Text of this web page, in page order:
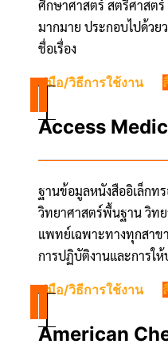
ศึกษาศาสตร์ สตรีศาสต
มากมาย ประกอบไปด้วย
ชื่อเรื่อง
คู่มือ/วิธีการใช้งาน
Access
ฐานข้อมูลหนังสืออิเล็กท
วิทยาศาสตร์พื้นฐาน วิท
แพทย์เฉพาะทางทุกสา
การปฏิบัติงานและการใ
คู่มือ/วิธีการใช้งาน
American